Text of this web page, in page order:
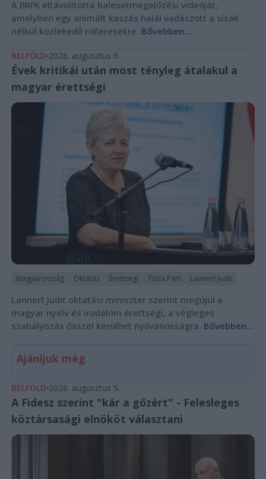
A BRFK eltávolította balesetmegelőzési videóját,
amelyben egy animált kaszás halál vadászott a sisak
nélkül közlekedő rolleresekre. Bővebben...
BELFÖLD 2026. augusztus 6.
Évek kritikái után most tényleg átalakul a
magyar érettségi
Magyarország Oktatás Érettségi Tisza Párt Lannert Judit
Lannert Judit oktatási miniszter szerint megújul a
magyar nyelv és irodalom érettségi, a végleges
szabályozás ősszel kerülhet nyilvánosságra. Bővebben...
Ajánljuk még
BELFÖLD 2026. augusztus 5.
A Fidesz szerint "kár a gőzért" - Felesleges
köztársasági elnököt választani